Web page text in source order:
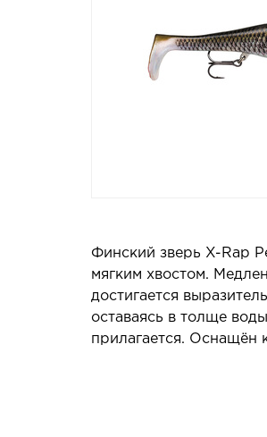
Финский зверь X-Rap
мягким хвостом.
достигается
оставаясь в толще
прилагается. Оснащён